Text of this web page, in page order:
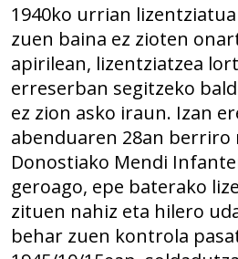
1940ko urrian
zuen baina ez zioten
apirilean, lizentziatzea
erreserban segitzeko
ez zion asko iraun. Izan
abenduaren 28an
Donostiako Mendi
geroago, epe baterako
zituen nahiz eta hilero
behar zuen kontrola